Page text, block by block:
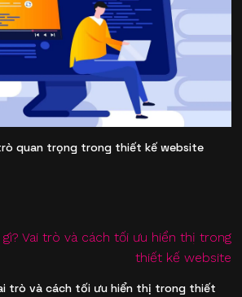
quan trọng trong thiết kế website
trò và cách tối ưu hiển thị trong thiết